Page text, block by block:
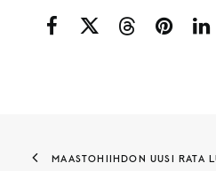
MAASTOHIIHDON UUSI RATA